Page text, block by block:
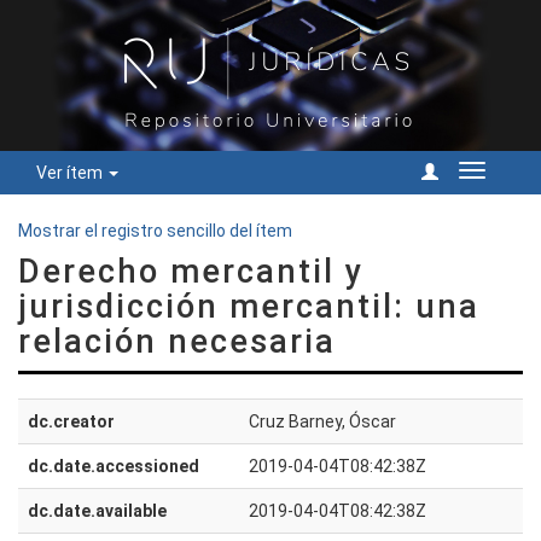
Ver ítem
Cambiar
Mostrar el registro sencillo del ítem
Derecho mercantil y
jurisdicción mercantil: una
relación necesaria
dc.creator Cruz Barney, Óscar
dc.date.accessioned 2019-04-04T08:42:38Z
dc.date.available 2019-04-04T08:42:38Z